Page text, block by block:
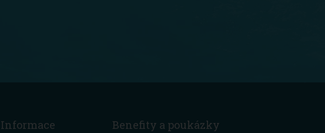
Informace Benefity a poukázky